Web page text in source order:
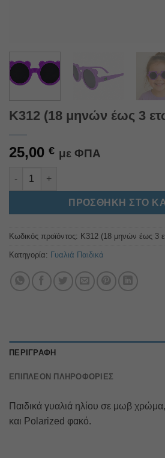
Κ312 (18 μηνών έως 3
25,00 € με ΦΠΑ
Κ312 (18 μηνών έως 3 ετών) ποσότητα
ΠΡΟΣΘΉΚΗ ΣΤΟ
Alternative:
Κωδικός προϊόντος: Κ312 (18 μηνών έως 3
Κατηγορία: Γυαλιά Παιδικά
ΠΕΡΙΓΡΑΦΉ
ΕΠΙΠΛΈΟΝ ΠΛΗΡΟΦΟΡΊΕΣ
Παιδικά γυαλιά ηλίου σε μωβ
και Polarized φακό.